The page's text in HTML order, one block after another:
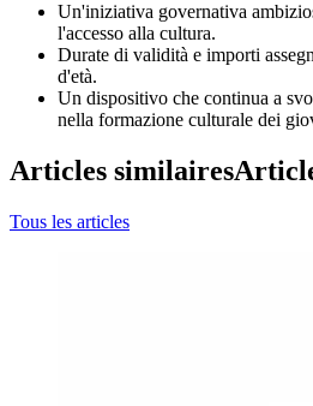
Un'iniziativa governativa
l'accesso alla cultura.
Durate di validità e importi
d'età.
Un dispositivo che continua a
nella formazione culturale dei
Articles similaires
Tous les articles